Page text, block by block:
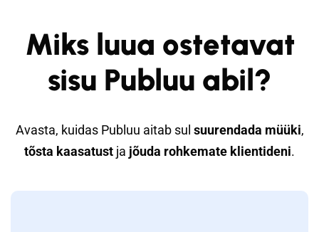
Miks luua ostetavat
sisu Publuu abil?
Avasta, kuidas Publuu aitab sul suurendada müüki,
tõsta kaasatust ja jõuda rohkemate klientideni.